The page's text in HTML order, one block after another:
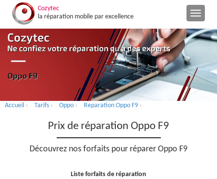
Cozytec
la réparation mobile par excellence
Accueil › Tarifs › Oppo › Reparation Oppo F9 ›
Prix de réparation Oppo F9
Découvrez nos forfaits pour réparer Oppo F9
Liste forfaits de réparation